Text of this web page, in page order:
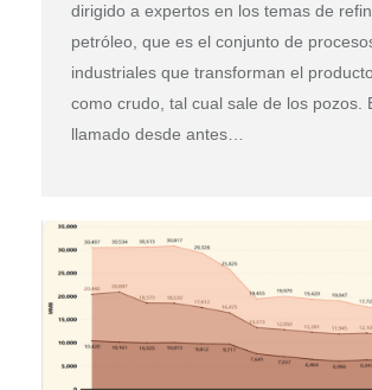
dirigido a expertos en los temas de
petróleo, que es el conjunto de
industriales que transforman el
como crudo, tal cual sale de los pozos.
llamado desde antes…